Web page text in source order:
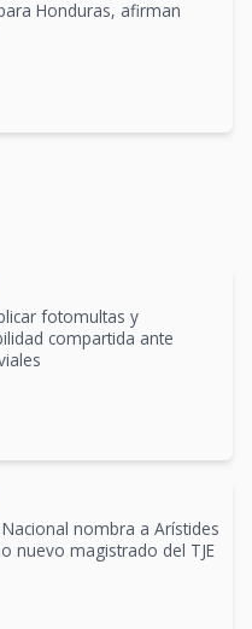
Honduras, afirman
fotomultas y
compartida ante
nombra a Arístides
nuevo magistrado del TJE